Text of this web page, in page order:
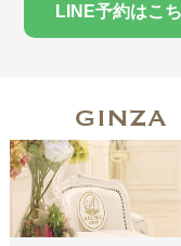
LINE予約はこ
GINZA